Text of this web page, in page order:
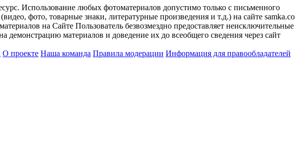
Использование любых фотоматериалов допустимо только с письменного
фото, товарные знаки, литературные произведения и т.д.) на сайте samka.co
на Сайте Пользователь безвозмездно предоставляет неисключительные
демонстрацию материалов и доведение их до всеобщего сведения через сайт
О проекте Наша команда Правила модерации Информация для правообладателей